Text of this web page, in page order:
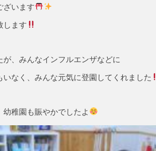
ざいます
します
、みんなインフルエンザなどに
なく、みんな元気に登園してくれました
稚園も賑やかでしたよ